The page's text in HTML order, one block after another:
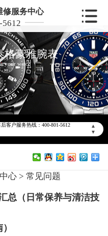
修服务中心
5612
格豪雅腕表
your watch
▲
▼
网络优化升级公告
客户服务热线：400-801-5612
新网点地址：
北京市东城区东长安街1号东方广场写字楼W3座6层602室（需提前预约）
北京市朝阳区建国门外大街甲6号华熙国际中心写字楼D座11层1102室（需提前预约）
心 > 常见问题
总（日常保养与清洁技